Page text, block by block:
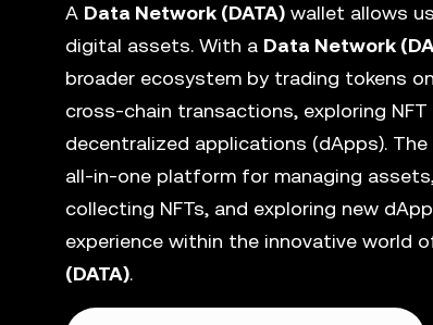
A Data Network (DATA) wallet allows
digital assets. With a Data Network
broader ecosystem by trading tokens
cross-chain transactions, exploring
decentralized applications (dApps). The
all-in-one platform for managing
collecting NFTs, and exploring new
experience within the innovative world
(DATA).